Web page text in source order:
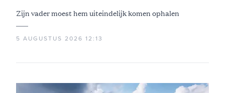
Zijn vader moest hem uiteindelijk komen ophalen
5 AUGUSTUS 2026 12:13